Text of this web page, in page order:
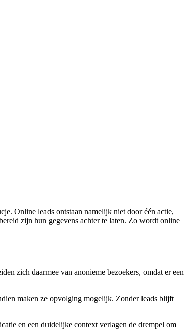
Online leads ontstaan namelijk niet door één actie,
zijn hun gegevens achter te laten. Zo wordt online
zich daarmee van anonieme bezoekers, omdat er een
maken ze opvolging mogelijk. Zonder leads blijft
en een duidelijke context verlagen de drempel om